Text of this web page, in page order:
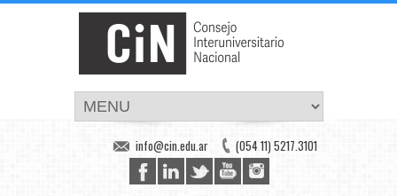
(054 11) 5217.3101
info@cin.edu.ar